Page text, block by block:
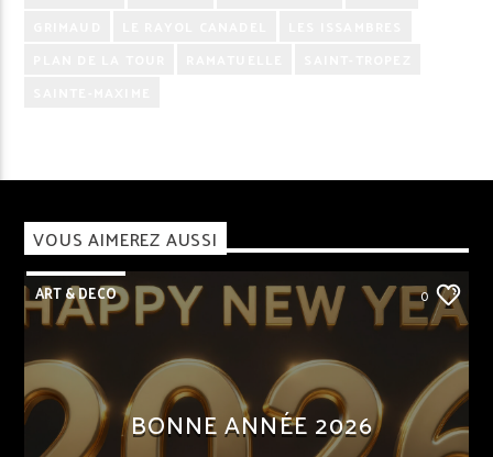
VOUS AIMEREZ AUSSI
ART & DECO 0
BONNE ANNÉE 2026